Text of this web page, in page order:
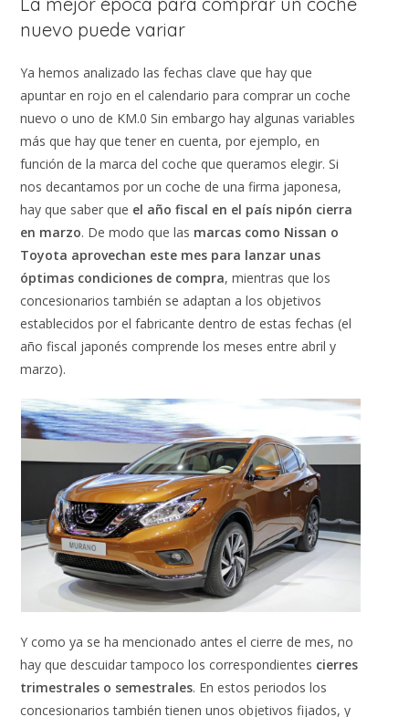
nuevo puede variar
Ya hemos analizado las fechas clave que hay que
apuntar en rojo en el calendario para comprar un coche
nuevo o uno de KM.0 Sin embargo hay algunas variables
más que hay que tener en cuenta, por ejemplo, en
función de la marca del coche que queramos elegir. Si
nos decantamos por un coche de una firma japonesa,
hay que saber que el año fiscal en el país nipón cierra
en marzo. De modo que las marcas como Nissan o
Toyota aprovechan este mes para lanzar unas
óptimas condiciones de compra, mientras que los
concesionarios también se adaptan a los objetivos
establecidos por el fabricante dentro de estas fechas (el
año fiscal japonés comprende los meses entre abril y
marzo).
Y como ya se ha mencionado antes el cierre de mes, no
hay que descuidar tampoco los correspondientes cierres
trimestrales o semestrales. En estos periodos los
concesionarios también tienen unos objetivos fijados, y